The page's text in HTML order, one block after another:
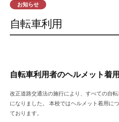
お知らせ
自転車利用
自転車利用者のヘルメット着
改正道路交通法の施行により、すべての自
になりました。 本校ではヘルメット着用に
ております。